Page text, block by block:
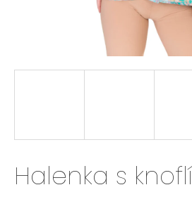
Halenka s
t
HLEDAT